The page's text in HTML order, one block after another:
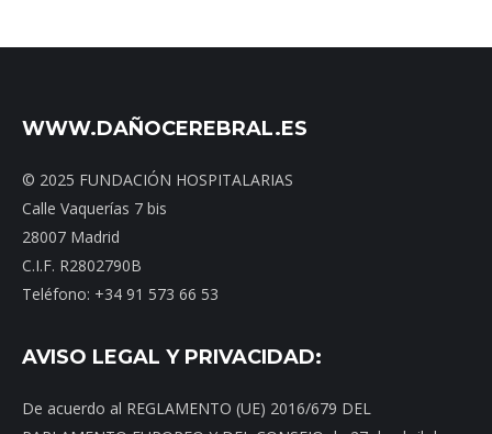
WWW.DAÑOCEREBRAL.ES
© 2025 FUNDACIÓN HOSPITALARIAS
Calle Vaquerías 7 bis
28007 Madrid
C.I.F. R2802790B
Teléfono: +34 91 573 66 53
AVISO LEGAL Y PRIVACIDAD:
De acuerdo al REGLAMENTO (UE) 2016/679 DEL